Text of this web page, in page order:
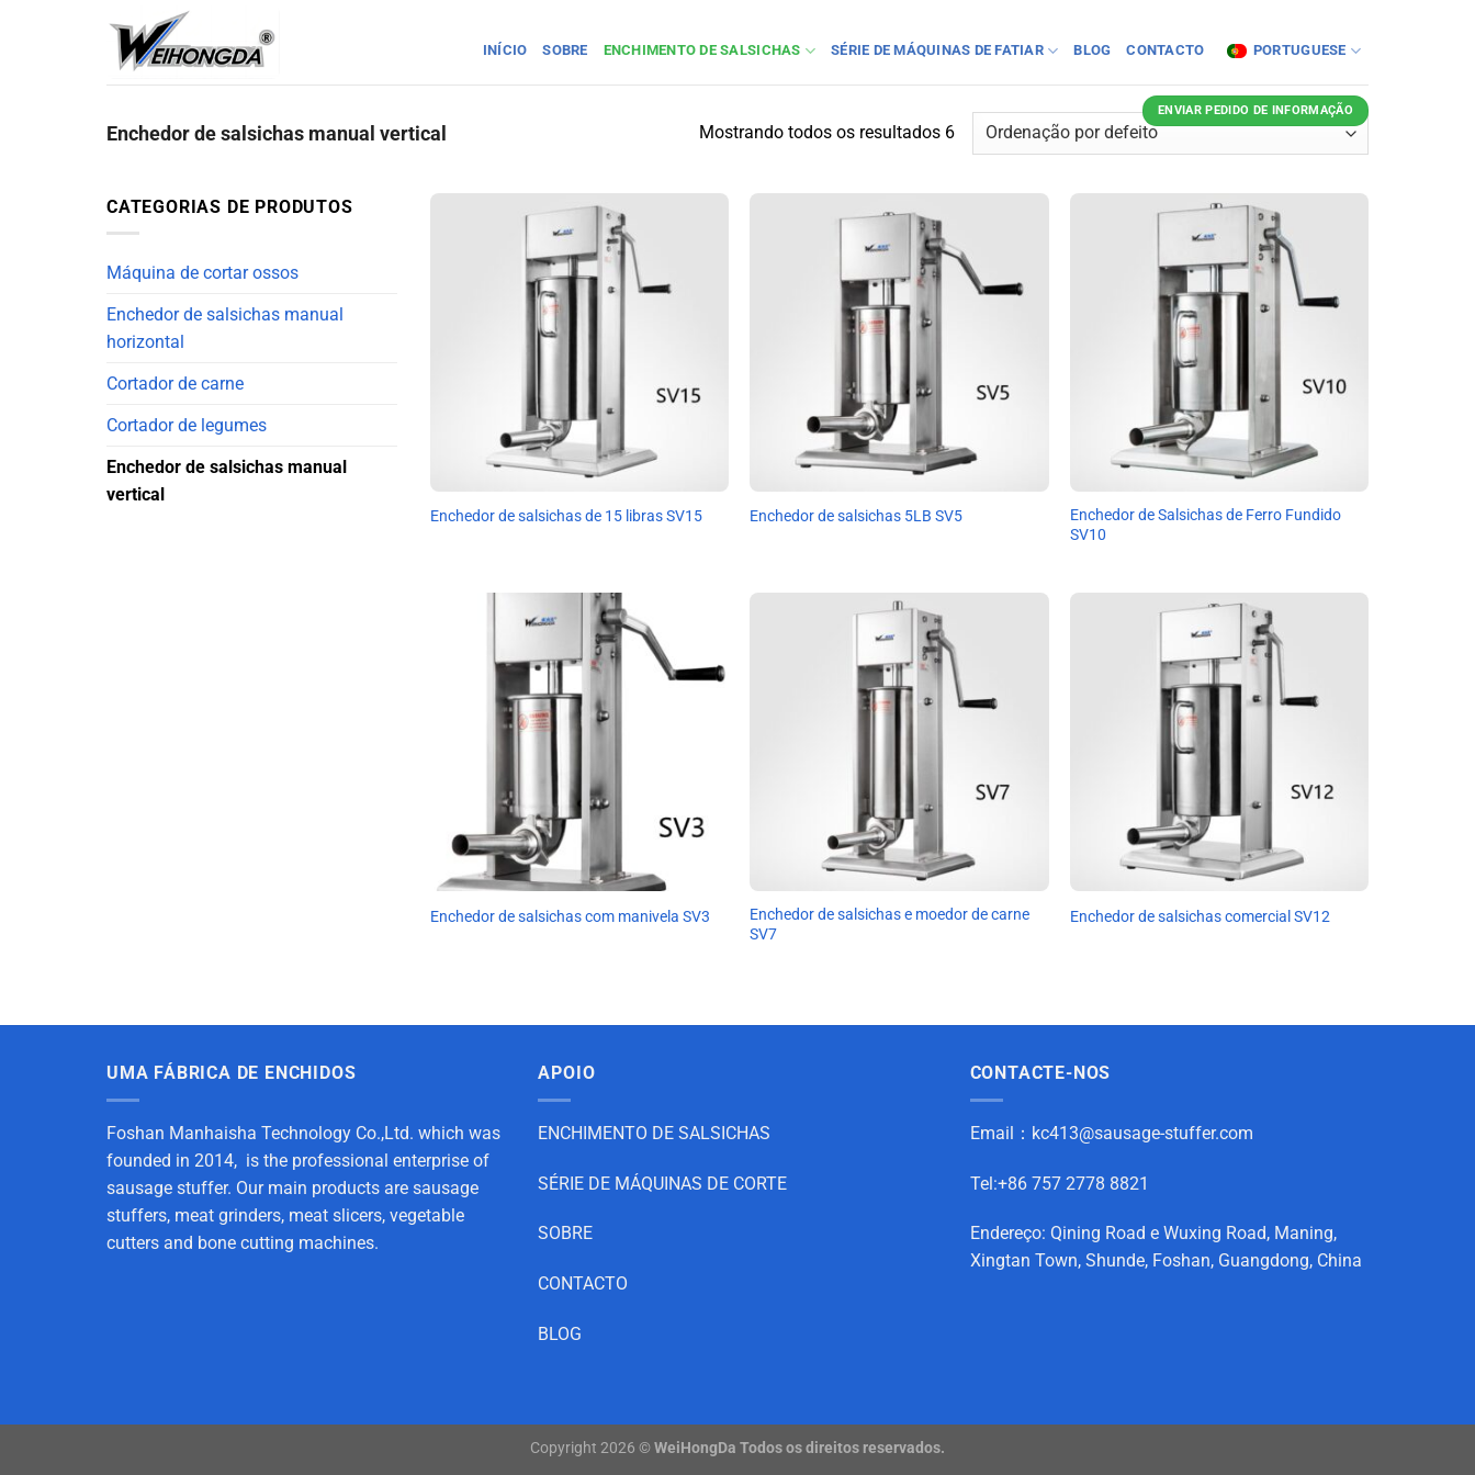
INÍCIO SOBRE ENCHIMENTO DE SALSICHAS SÉRIE DE MÁQUINAS DE FATIAR BLOG CONTACTO PORTUGUESE
ENVIAR PEDIDO DE INFORMAÇÃO
Enchedor de salsichas manual vertical Mostrando todos os resultados 6
CATEGORIAS DE PRODUTOS
Máquina de cortar ossos
Enchedor de salsichas manual
horizontal
Cortador de carne
Cortador de legumes
Enchedor de salsichas manual
vertical
Enchedor de salsichas de 15 libras SV15 Enchedor de salsichas 5LB SV5
Enchedor de Salsichas de Ferro Fundido
SV10
Enchedor de salsichas com manivela SV3
Enchedor de salsichas e moedor de carne
SV7
Enchedor de salsichas comercial SV12
UMA FÁBRICA DE ENCHIDOS
Foshan Manhaisha Technology Co.,Ltd. which was
founded in 2014, is the professional enterprise of
sausage stuffer. Our main products are sausage
stuffers, meat grinders, meat slicers, vegetable
cutters and bone cutting machines.
APOIO
ENCHIMENTO DE SALSICHAS
SÉRIE DE MÁQUINAS DE CORTE
SOBRE
CONTACTO
BLOG
CONTACTE-NOS
Email： kc413@sausage-stuffer.com
Tel:+86 757 2778 8821
Endereço: Qining Road e Wuxing Road, Maning,
Xingtan Town, Shunde, Foshan, Guangdong, China
Copyright 2026 © WeiHongDa Todos os direitos reservados.